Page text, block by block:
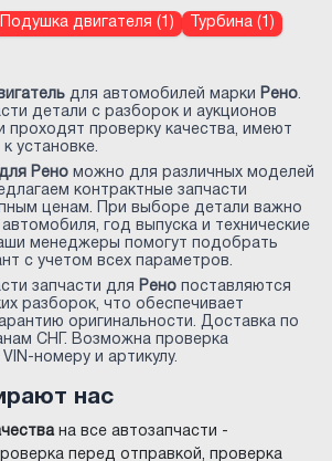
Подушка двигателя (1) Турбина (1)
для автомобилей марки Рено.
детали с разборок и аукционов
проходят проверку качества, имеют
установке.
Рено можно для различных моделей
контрактные запчасти
ценам. При выборе детали важно
год выпуска и технические
менеджеры помогут подобрать
с учетом всех параметров.
запчасти для
Рено поставляются
разборок, что обеспечивает
оригинальности. Доставка по
СНГ. Возможна проверка
номеру и артикулу.
нас
на все автозапчасти -
перед отправкой, проверка